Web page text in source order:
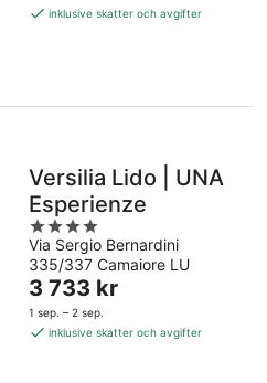
2 240 kr
inklusive skatter och avgifter
Versilia Lido | UNA
Esperienze
4
out
of
5
Via Sergio Bernardini
335/337 Camaiore LU
Priset
är
3 733 kr
3 733 kr
1 sep. – 2 sep.
inklusive skatter och avgifter